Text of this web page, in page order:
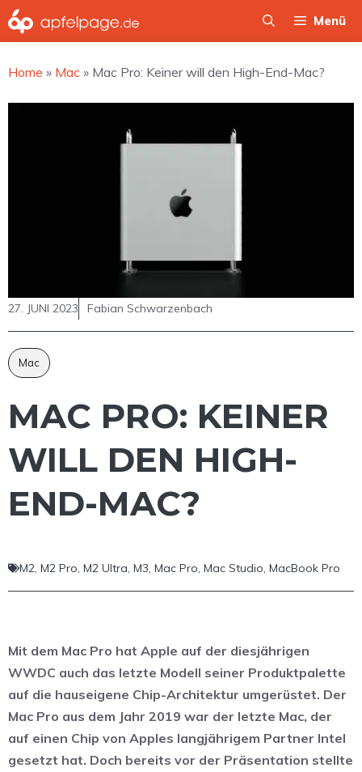
Zum
Inhalt
Menü
Home » Mac » Mac Pro: Keiner will den High-End-Mac?
27. JUNI 2023 Fabian Schwarzenbach
Mac
MAC PRO: KEINER
WILL DEN HIGH-
END-MAC?
M2, M2 Pro, M2 Ultra, M3, Mac Pro, Mac Studio, MacBook Pro
Mit dem Mac Pro hat Apple auf der diesjährigen
WWDC auch das letzte Modell seiner Produktpalette
auf die hauseigene Chip-Architektur umgerüstet. Der
Mac Pro aus dem Jahr 2019 war der letzte Mac, der
auf einen Chip von Apples langjährigem Partner Intel
gesetzt hat. Doch bereits vor der Präsentation stellte